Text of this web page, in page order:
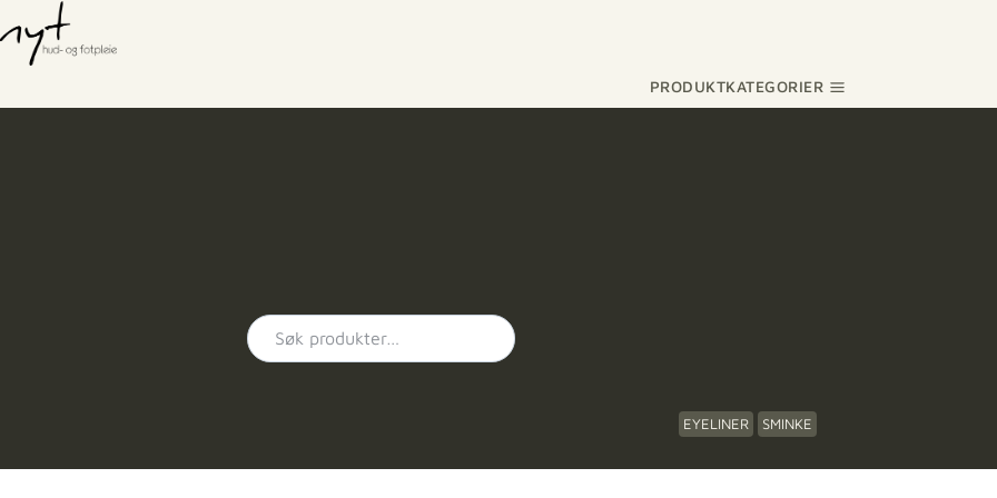
PRODUKTKATEGORIER
EYELINER SMINKE